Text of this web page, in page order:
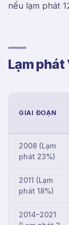
nếu lạm phát
Lạm
GIAI ĐOẠN
2008 (Lạm
phát 23%)
2011 (Lạm
phát 18%)
2014–2021